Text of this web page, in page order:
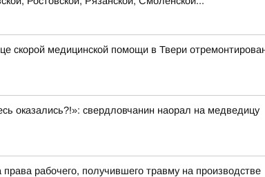
скорой медицинской помощи в Твери
оказались?!»: свердловчанин наорал на медведицу
рабочего, получившего травму на производстве